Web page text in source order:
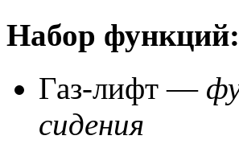
Набор функций:
Газ-лифт —
сидения